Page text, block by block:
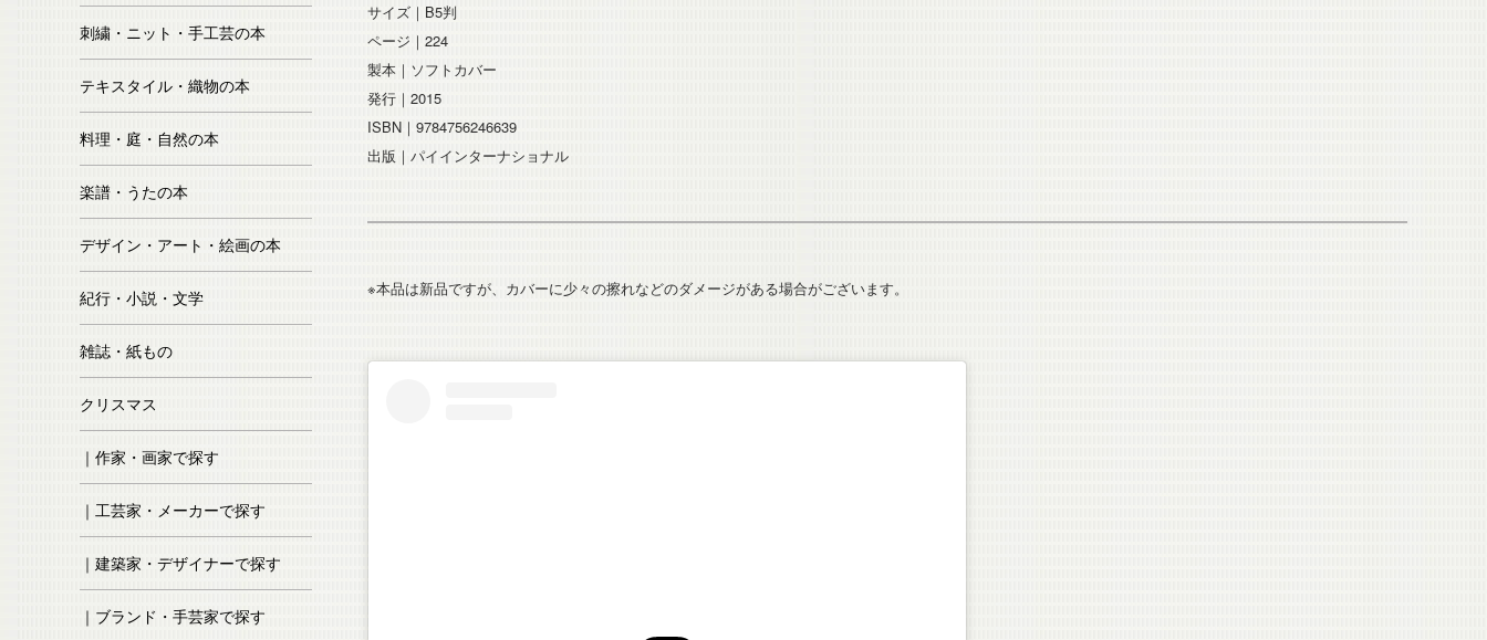
サイズ｜B5判
ページ｜224
製本｜ソフトカバー
発行｜2015
ISBN｜9784756246639
出版｜パイインターナショナル
※本品は新品ですが、カバーに少々の擦れなどのダメージがある場合がございます。
刺繍・ニット・手工芸の本
テキスタイル・織物の本
料理・庭・自然の本
楽譜・うたの本
デザイン・アート・絵画の本
紀行・小説・文学
雑誌・紙もの
クリスマス
｜作家・画家で探す
｜工芸家・メーカーで探す
｜建築家・デザイナーで探す
｜ブランド・手芸家で探す